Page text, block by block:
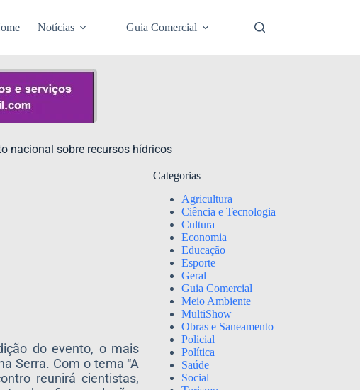
Notícias Guia Comercial
nacional sobre recursos hídricos
do evento, o mais
Serra. Com o tema “A
reunirá cientistas,
Categorias
Agricultura
Ciência e Tecnologia
Cultura
Economia
Educação
Esporte
Geral
Guia Comercial
Meio Ambiente
MultiShow
Obras e Saneamento
Policial
Política
Saúde
Social